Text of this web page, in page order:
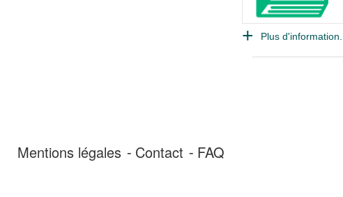
Plus d'information...
Mentions légales Contact FAQ